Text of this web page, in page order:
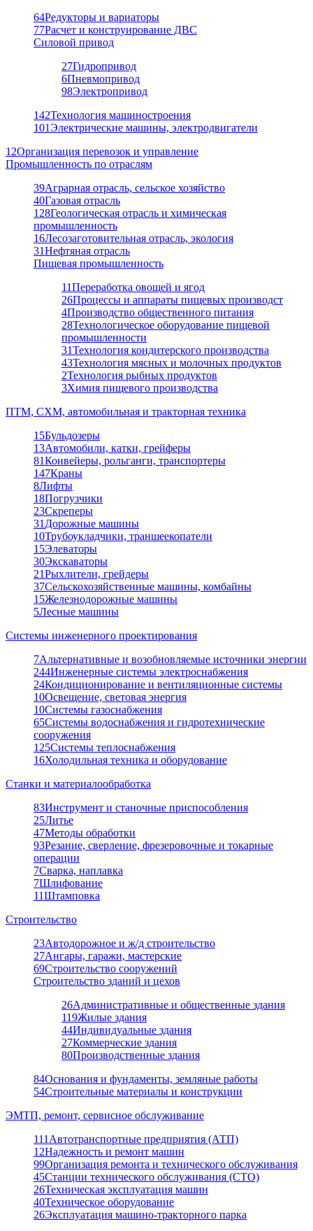
64Редукторы и вариаторы
77Расчет и конструирование ДВС
Силовой привод
27Гидропривод
6Пневмопривод
98Электропривод
142Технология машиностроения
101Электрические машины, электродвигатели
12Организация перевозок и управление
Промышленность по отраслям
39Аграрная отрасль, сельское хозяйство
40Газовая отрасль
128Геологическая отрасль и химическая
промышленность
16Лесозаготовительная отрасль, экология
31Нефтяная отрасль
Пищевая промышленность
11Переработка овощей и ягод
26Процессы и аппараты пищевых производст
4Производство общественного питания
28Технологическое оборудование пищевой
промышленности
31Технология кондитерского производства
43Технология мясных и молочных продуктов
2Технология рыбных продуктов
3Химия пищевого производства
ПТМ, СХМ, автомобильная и тракторная техника
15Бульдозеры
13Автомобили, катки, грейферы
81Конвейеры, рольганги, транспортеры
147Краны
8Лифты
18Погрузчики
23Скреперы
31 Дорожные машины
10Трубоукладчики, траншеекопатели
15Элеваторы
30Экскаваторы
21Рыхлители, грейдеры
37Сельскохозяйственные машины, комбайны
15Железнодорожные машины
5Лесные машины
Системы инженерного проектирования
7Альтернативные и возобновляемые источники энергии
244Инженерные системы электроснабжения
24Кондиционирование и вентиляционные системы
10Освещение, световая энергия
10Системы газоснабжения
65Системы водоснабжения и гидротехнические
сооружения
125Системы теплоснабжения
16Холодильная техника и оборудование
Станки и материалообработка
83Инструмент и станочные приспособления
25Литье
47Методы обработки
93Резание, сверление, фрезеровочные и токарные
операции
7Сварка, наплавка
7Шлифование
11Штамповка
Строительство
23Автодорожное и ж/д строительство
27Ангары, гаражи, мастерские
69Строительство сооружений
Строительство зданий и цехов
26Административные и общественные здания
119Жилые здания
44Индивидуальные здания
27Коммерческие здания
80Производственные здания
84Основания и фундаменты, земляные работы
54Строительные материалы и конструкции
ЭМТП, ремонт, сервисное обслуживание
111 Автотранспортные предприятия (АТП)
12Надежность и ремонт машин
99Организация ремонта и технического обслуживания
45Станции технического обслуживания (СТО)
26Техническая эксплуатация машин
40Техническое оборудование
26Эксплуатация машино-тракторного парка